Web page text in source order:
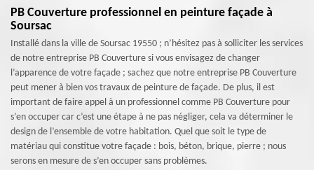
PB Couverture professionnel en peinture façade à
Soursac
Installé dans la ville de Soursac 19550 ; n’hésitez pas à solliciter les services
de notre entreprise PB Couverture si vous envisagez de changer
l’apparence de votre façade ; sachez que notre entreprise PB Couverture
peut mener à bien vos travaux de peinture de façade. De plus, il est
important de faire appel à un professionnel comme PB Couverture pour
s’en occuper car c’est une étape à ne pas négliger, cela va déterminer le
design de l’ensemble de votre habitation. Quel que soit le type de
matériau qui constitue votre façade : bois, béton, brique, pierre ; nous
serons en mesure de s’en occuper sans problèmes.